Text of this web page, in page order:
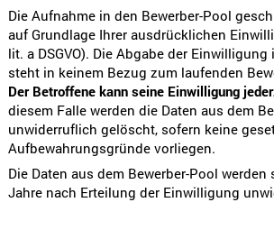
Die Aufnahme in den Bewerber-Pool
auf Grundlage Ihrer ausdrücklichen
lit. a DSGVO). Die Abgabe der
steht in keinem Bezug zum laufenden
Der Betroffene kann seine Einwilligung
diesem Falle werden die Daten aus dem
unwiderruflich gelöscht, sofern keine
Aufbewahrungsgründe vorliegen.
Die Daten aus dem Bewerber-Pool werden
Jahre nach Erteilung der Einwilligung